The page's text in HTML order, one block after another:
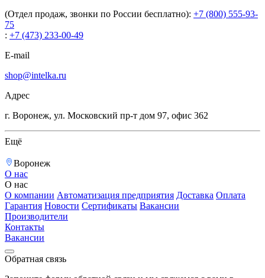
(Отдел продаж, звонки по России бесплатно): +7 (800) 555-93-
75
: +7 (473) 233-00-49
E-mail
shop@intelka.ru
Адрес
г. Воронеж, ул. Московский пр-т дом 97, офис 362
Ещё
Воронеж
О нас
О нас
О компании Автоматизация предприятия Доставка Оплата
Гарантия Новости Сертификаты Вакансии
Производители
Контакты
Вакансии
Обратная связь